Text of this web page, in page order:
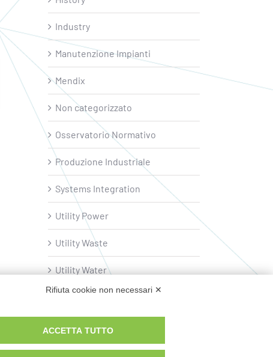
Industry
Manutenzione Impianti
Mendix
Non categorizzato
Osservatorio Normativo
Produzione Industriale
Systems Integration
Utility Power
Utility Waste
Utility Water
Rifiuta cookie non necessari ✕
ACCETTA TUTTO